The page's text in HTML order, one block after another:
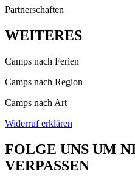
Partnerschaften
WEITERES
Camps nach Ferien
Camps nach Region
Camps nach Art
Widerruf erklären
FOLGE UNS UM
VERPASSEN